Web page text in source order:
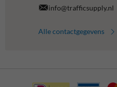
info@trafficsupply.nl
Alle contactgegevens